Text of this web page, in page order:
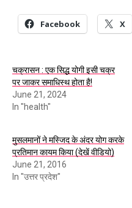
Facebook X
चक्रासन : एक सिद्ध योगी इसी चक्र
पर जाकर समाधिस्थ होता है!
June 21, 2024
In "health"
मुसलमानों ने मस्जिद के अंदर योग करके
प्रतिमान कायम किया (देखें वीडियो)
June 21, 2016
In "उत्तर प्रदेश"